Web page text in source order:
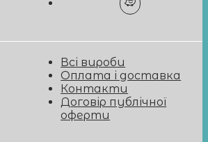
Всі вироби
Оплата і доставка
Контакти
Договір публічної
оферти